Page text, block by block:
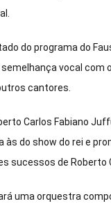
do programa do
vocal com
cantores.
Carlos Fabiano
às do show do rei e
sucessos de Roberto
uma orquestra